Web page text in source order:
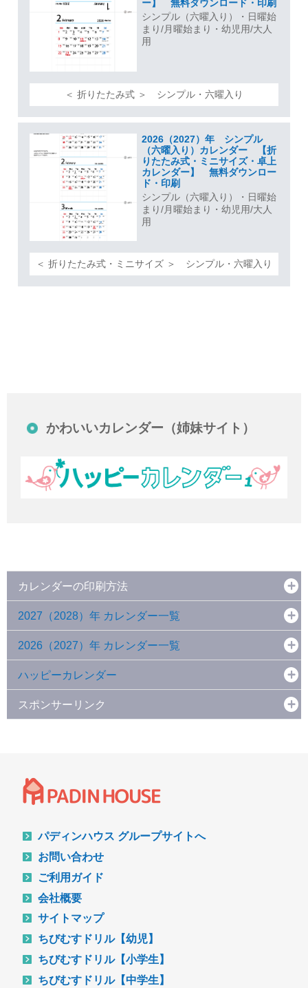
ー】 無料ダウンロード・印刷
シンプル（六曜入り）・日曜始
まり/月曜始まり・幼児用/大人
用
＜ 折りたたみ式 ＞ シンプル・六曜入り
2026（2027）年 シンプル
（六曜入り）カレンダー 【折
りたたみ式・ミニサイズ・卓上
カレンダー】 無料ダウンロー
ド・印刷
シンプル（六曜入り）・日曜始
まり/月曜始まり・幼児用/大人
用
＜ 折りたたみ式・ミニサイズ ＞ シンプル・六曜入り
かわいいカレンダー（姉妹サイト）
カレンダーの印刷方法
2027（2028）年 カレンダー一覧
2026（2027）年 カレンダー一覧
ハッピーカレンダー
スポンサーリンク
パディンハウス グループサイトへ
お問い合わせ
ご利用ガイド
会社概要
サイトマップ
ちびむすドリル【幼児】
ちびむすドリル【小学生】
ちびむすドリル【中学生】